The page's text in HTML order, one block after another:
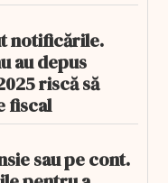
notificările.
au depus
riscă să
fiscal
sau pe cont.